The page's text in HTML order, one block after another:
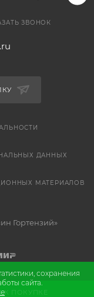
К ПОКУПКЕ
ЗВОНОК
ДАННЫХ
МАТЕРИАЛОВ
Гортензий»
сайта
сохранения
сайта.